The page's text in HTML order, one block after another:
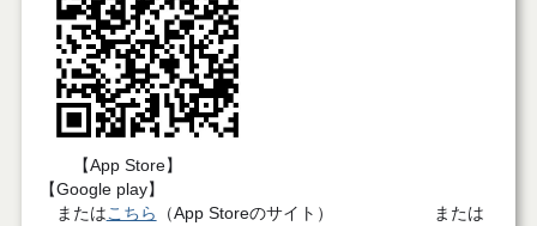
【App Store】
【Google play】
または こちら
（App Storeのサイト） または